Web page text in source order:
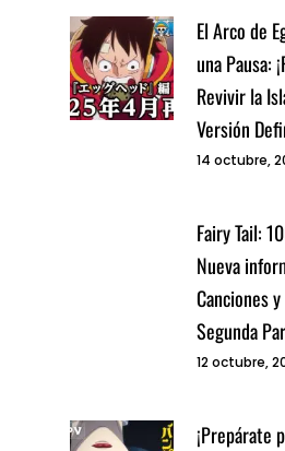
El Arco de
una Pausa:
Revivir la
Versión
14 octubre,
Fairy Tail:
Nueva
Canciones
Segunda
12 octubre,
¡Prepárate